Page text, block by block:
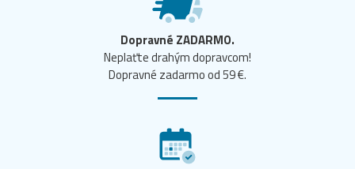
Dopravné ZADARMO.
Neplaťte drahým dopravcom!
Dopravné zadarmo od 59 €.